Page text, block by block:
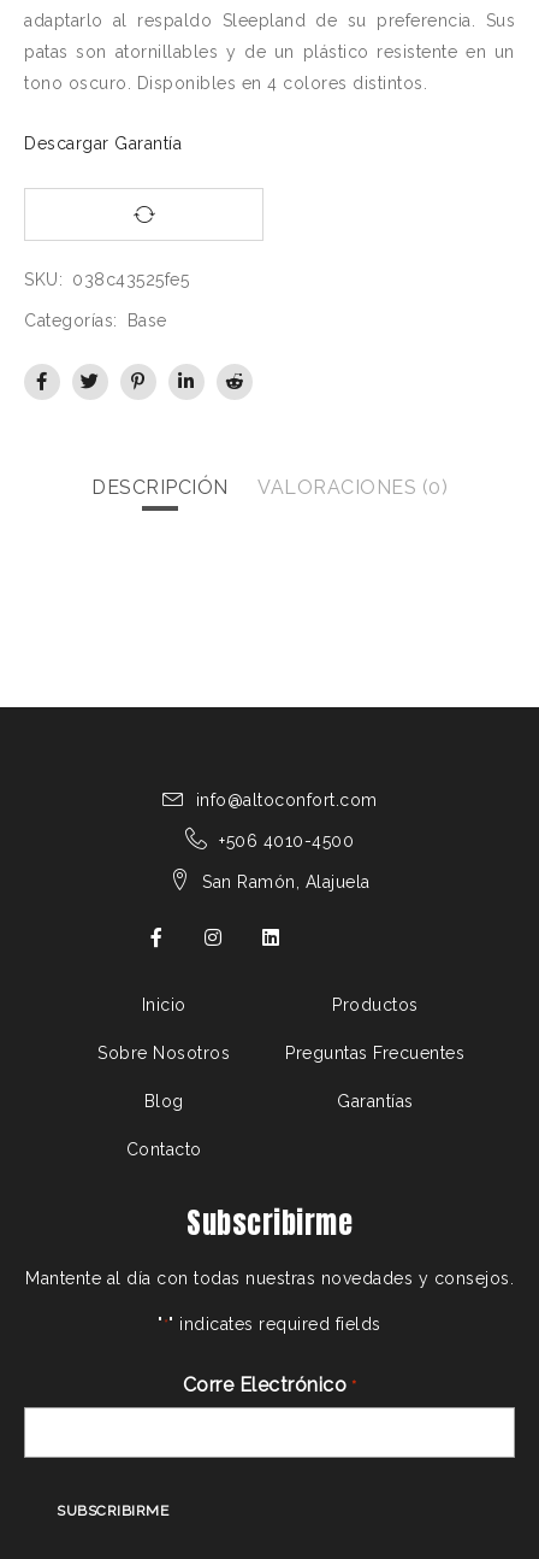
adaptarlo al respaldo Sleepland de su preferencia. Sus
patas son atornillables y de un plástico resistente en un
tono oscuro. Disponibles en 4 colores distintos.
Descargar Garantía
SKU: 038c43525fe5
Categorías: Base
DESCRIPCIÓN VALORACIONES (0)
info@altoconfort.com
+506 4010-4500
San Ramón, Alajuela
Inicio Productos
Sobre Nosotros Preguntas Frecuentes
Blog Garantías
Contacto
Subscribirme
Mantente al día con todas nuestras novedades y consejos.
" *" indicates required fields
Corre Electrónico *